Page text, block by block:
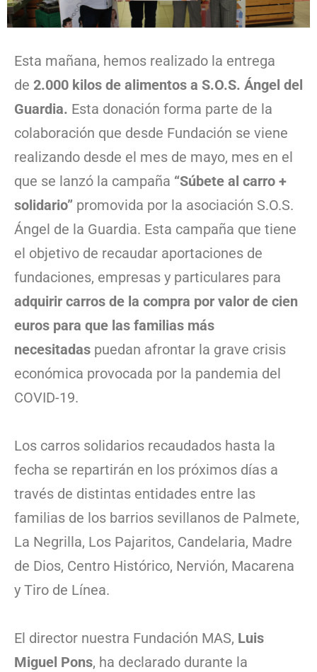
Esta mañana, hemos realizado la entrega
de 2.000 kilos de alimentos a S.O.S. Ángel del
Guardia. Esta donación forma parte de la
colaboración que desde Fundación se viene
realizando desde el mes de mayo, mes en el
que se lanzó la campaña “Súbete al carro +
solidario” promovida por la asociación S.O.S.
Ángel de la Guardia. Esta campaña que tiene
el objetivo de recaudar aportaciones de
fundaciones, empresas y particulares para
adquirir carros de la compra por valor de cien
euros para que las familias más
necesitadas puedan afrontar la grave crisis
económica provocada por la pandemia del
COVID-19.
Los carros solidarios recaudados hasta la
fecha se repartirán en los próximos días a
través de distintas entidades entre las
familias de los barrios sevillanos de Palmete,
La Negrilla, Los Pajaritos, Candelaria, Madre
de Dios, Centro Histórico, Nervión, Macarena
y Tiro de Línea.
El director nuestra Fundación MAS, Luis
Miguel Pons, ha declarado durante la